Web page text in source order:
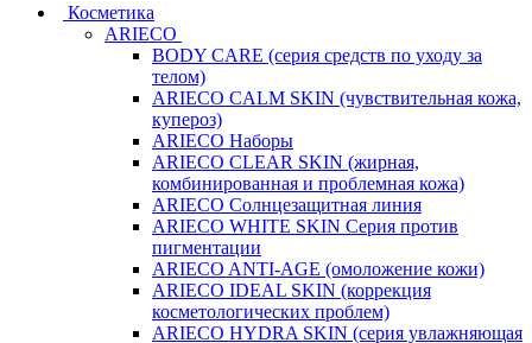
Косметика
ARIECO
BODY CARE (серия средств по уходу за
телом)
ARIECO CALM SKIN (чувствительная кожа,
купероз)
ARIECO Наборы
ARIECO CLEAR SKIN (жирная,
комбинированная и проблемная кожа)
ARIECO Солнцезащитная линия
ARIECO WHITE SKIN Серия против
пигментации
ARIECO ANTI-AGE (омоложение кожи)
ARIECO IDEAL SKIN (коррекция
косметологических проблем)
ARIECO HYDRA SKIN (серия увлажняющая